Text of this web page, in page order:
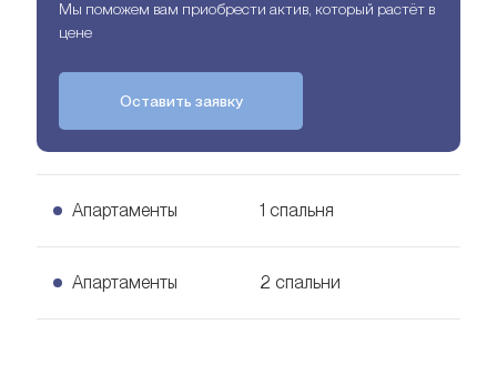
Мы поможем вам приобрести актив, который растёт в
цене
Оставить заявку
Апартаменты 1 спальня
1 спальня Апартаменты
Узнать цену81 кв. м.
Апартаменты 2 спальни